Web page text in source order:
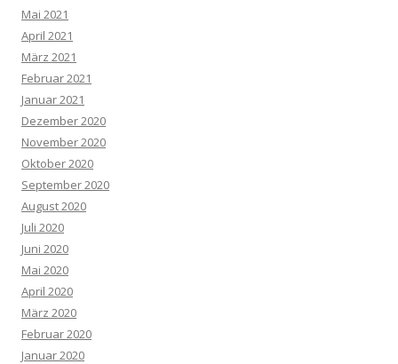
Mai 2021
April 2021
März 2021
Februar 2021
Januar 2021
Dezember 2020
November 2020
Oktober 2020
September 2020
August 2020
Juli 2020
Juni 2020
Mai 2020
April 2020
März 2020
Februar 2020
Januar 2020